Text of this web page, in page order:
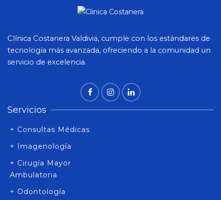
Clínica Costanera Valdivia, cumple con los estándares de
tecnología más avanzada, ofreciendo a la comunidad un
servicio de excelencia.
Servicios
+ Consultas Médicas
+ Imagenología
+ Cirugía Mayor
Ambulatoria
+ Odontología